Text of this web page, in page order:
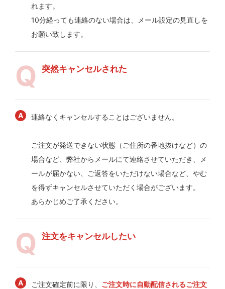
れます。
10分経っても連絡のない場合は、メール設定の見直しを
お願い致します。
突然キャンセルされた
連絡なくキャンセルすることはございません。
ご注文が発送できない状態（ご住所の番地抜けなど）の
場合など、弊社からメールにて連絡させていただき、メ
ールが届かない、ご返答をいただけない場合など、やむ
を得ずキャンセルさせていただく場合がございます。
あらかじめご了承ください。
注文をキャンセルしたい
ご注文確定前に限り、 ご注文時に自動配信されるご注文